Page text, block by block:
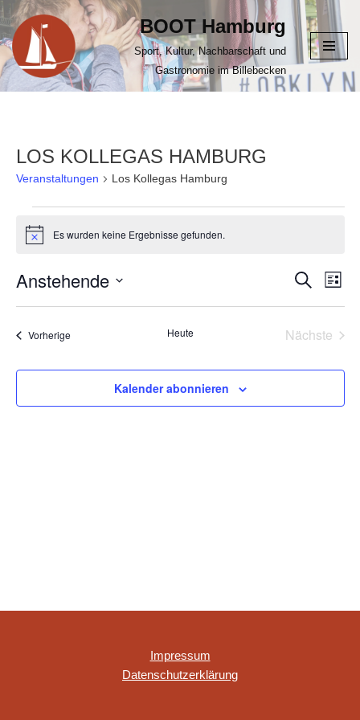
Zum
Inhalt
springen
BOOT Hamburg
Sport, Kultur, Nachbarschaft und
Gastronomie im Billebecken
LOS KOLLEGAS HAMBURG
Veranstaltungen Los Kollegas Hamburg
HinweisEs wurden keine Ergebnisse gefunden.
SUCHE
UND
Suche
Liste
Anstehende
VorherigeVeranstaltungen Heute
Nächste
Kalender abonnieren
Impressum
Datenschutzerklärung